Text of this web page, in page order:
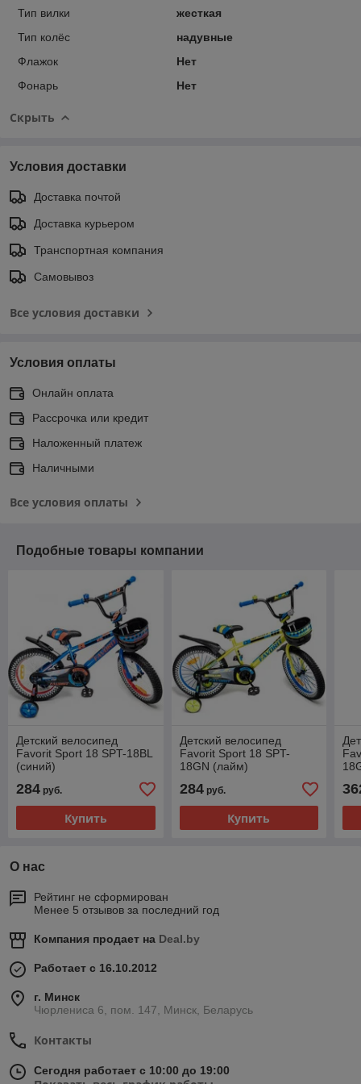
Тип вилки
жесткая
Тип колёс
надувные
Флажок
Нет
Фонарь
Нет
Скрыть
Условия доставки
Доставка почтой
Доставка курьером
Транспортная компания
Самовывоз
Все условия доставки
Условия оплаты
Онлайн оплата
Рассрочка или кредит
Наложенный платеж
Наличными
Все условия оплаты
Подобные товары компании
Детский велосипед
Favorit Sport 18 SPT-18BL
(синий)
284 руб.
Купить
Детский велосипед
Favorit Sport 18 SPT-
18GN (лайм)
284руб.
Купить
О нас
Рейтинг не сформирован
Менее 5 отзывов за последний год
Компания продает на Deal.by
Работает с 16.10.2012
г. Минск
Чюрлениса 6, пом. 147, Минск, Беларусь
Контакты
Сегодня работает с 10:00 до 19:00